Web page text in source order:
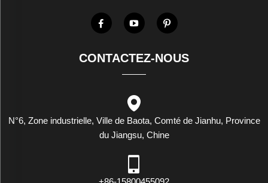
CONTACTEZ-NOUS
N°6, Zone industrielle, Ville de Baota, Comté de Jianhu, Province
du Jiangsu, Chine